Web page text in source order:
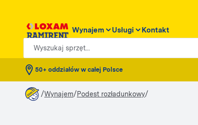
Wynajem Usługi Kontakt
Wyszukaj sprzęt...
50+ oddziałów w całej Polsce
/Wynajem/Podest rozładunkowy/